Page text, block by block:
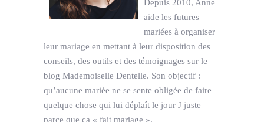
Depuis 2010, Anne
aide les futures
mariées à organiser
leur mariage en mettant à leur disposition des
conseils, des outils et des témoignages sur le
blog Mademoiselle Dentelle. Son objectif :
qu’aucune mariée ne se sente obligée de faire
quelque chose qui lui déplaît le jour J juste
parce que ça « fait mariage ».